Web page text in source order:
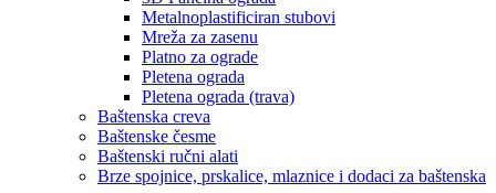
Metalnoplastificiran stubovi
Mreža za zasenu
Platno za ograde
Pletena ograda
Pletena ograda (trava)
Baštenska creva
Baštenske česme
Baštenski ručni alati
Brze spojnice, prskalice, mlaznice i dodaci za baštenska